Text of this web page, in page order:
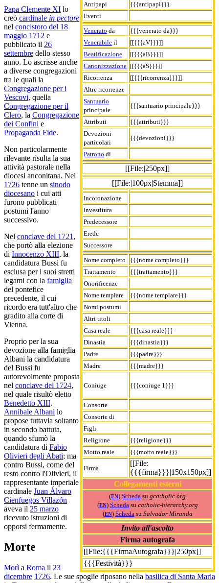
Antipapi
{{{antipapi}}}
Eventi
Venerato da
{{{venerato da}}}
Venerabile il
[[{{{aV}}}]]
Beatificazione
[[{{{aB}}}]]
Canonizzazione [[{{{aS}}}]]
Ricorrenza
[[{{{ricorrenza}}}]]
Altre ricorrenze
Santuario
principale
{{{santuario principale}}}
Attributi
{{{attributi}}}
Devozioni
particolari
{{{devozioni}}}
Patrono di
[[File:|250px]]
[[File:|100px|Stemma]]
Incoronazione
Investitura
Predecessore
Erede
Successore
Nome completo
{{{nome completo}}}
Trattamento
{{{trattamento}}}
Onorificenze
Nome templare
{{{nome templare}}}
Nomi postumi
Altri titoli
Casa reale
{{{casa reale}}}
Dinastia
{{{dinastia}}}
Padre
{{{padre}}}
Madre
{{{madre}}}
Coniuge {{{coniuge 1}}}
Consorte
Consorte di
Figli
Religione
{{{religione}}}
Motto reale
{{{motto reale}}}
Firma
[[File:
{{{firma}}}|150x150px]]
Collegamenti esterni
(EN) Scheda su gcatholic.org
(EN) Schedasu catholic-hierarchy.org
(EN) Schedasu Salvador Miranda
Invito all'ascolto
Firma autografa
[[File:{{{FirmaAutografa}}}|250px]]
{{{Festività}}}
Papa Clemente XI lo
creò cardinale in pectore
nel concistoro del 18
maggio 1712 e
pubblicato il 26
settembre dello stesso
anno. Lo ascrisse anche
a diverse congregazioni
tra le quali la
Congregazione per i
Vescovi, quella
Congregazione per il
Clero, la Congregazione
dei Confini e
Propaganda Fide.
Non particolarmente
rilevante risulta la sua
attività pastorale nella
diocesi anconitana. Nel
1726 tenne un sinodo
diocesano i cui atti
furono pubblicati
postumi l'anno
successivo.
Nel conclave del 1721 ,
che portò alla elezione
di Innocenzo XIII, la
candidatura Bussi fu
esclusa per i suoi stretti
legami con la famiglia
del pontefice
precedente, il cui
ricordo era tutt'altro che
gradito alla corte di
Vienna.
Proprio per la sua
devozione alla famiglia
Albani la candidatura
del Bussi fu
autorevolmente proposta
nel conclave del 1724,
nel quale risultò eletto
Benedetto XIII.
Annibale Albani lo
propose tuttavia soltanto
in secondo battuta,
quando sfumò la
candidatura di Fabio
Olivieri degli Abati; ma
contro Bussi, come del
resto contro l'Olivieri, il
rappresentante imperiale
cardinale Juan Álvaro
Cienfuegos Villazón
aveva il 25 marzo
ricevuto istruzioni di
opporsi fermamente.
Morte
Morì a Roma il 23
dicembre 1726. Le sue spoglie riposano nella basilica di Santa Maria